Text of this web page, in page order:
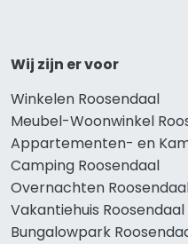
Wij zijn er voor
Winkelen Roosendaal
Meubel-Woonwinkel
Appartementen- en
Camping Roosendaal
Overnachten
Vakantiehuis Roosendaal
Bungalowpark